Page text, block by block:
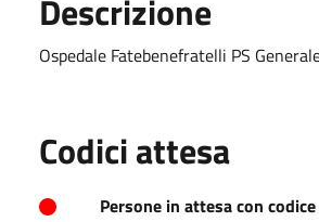
Descrizione
Ospedale Fatebenefratelli PS
Codici attesa
Persone in attesa con